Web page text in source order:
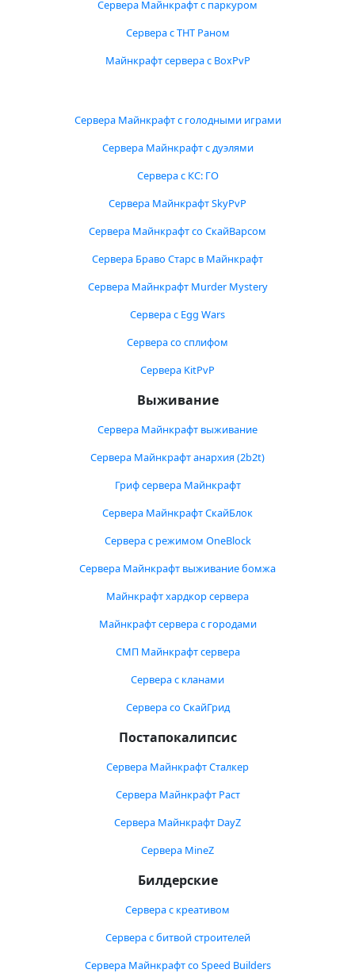
Сервера Майнкрафт с паркуром
Сервера с ТНТ Раном
Майнкрафт сервера с BoxPvP
Сервера Майнкрафт с голодными играми
Сервера Майнкрафт с дуэлями
Сервера с КС: ГО
Сервера Майнкрафт SkyPvP
Сервера Майнкрафт со СкайВарсом
Сервера Браво Старс в Майнкрафт
Сервера Майнкрафт Murder Mystery
Сервера с Egg Wars
Сервера со сплифом
Сервера KitPvP
Выживание
Сервера Майнкрафт выживание
Сервера Майнкрафт анархия (2b2t)
Гриф сервера Майнкрафт
Сервера Майнкрафт СкайБлок
Сервера с режимом OneBlock
Сервера Майнкрафт выживание бомжа
Майнкрафт хардкор сервера
Майнкрафт сервера с городами
СМП Майнкрафт сервера
Сервера с кланами
Сервера со СкайГрид
Постапокалипсис
Сервера Майнкрафт Сталкер
Сервера Майнкрафт Раст
Сервера Майнкрафт DayZ
Сервера MineZ
Билдерские
Сервера с креативом
Сервера с битвой строителей
Сервера Майнкрафт со Speed Builders